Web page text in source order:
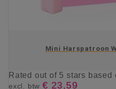
Mini Harspatroon
Rated out of 5 stars based
excl. btw € 23,59